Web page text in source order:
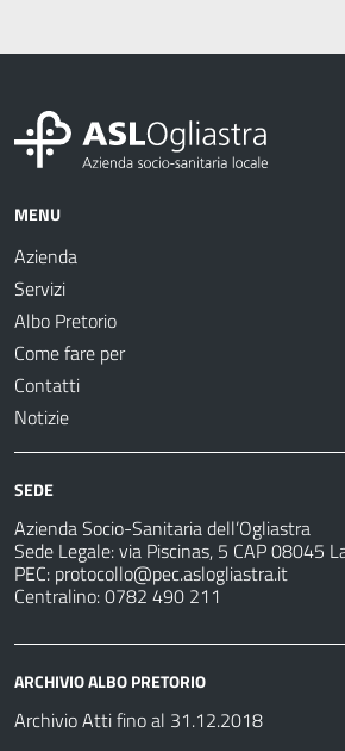
MENU
Azienda
Servizi
Albo Pretorio
Come fare per
Contatti
Notizie
SEDE
Azienda Socio-Sanitaria dell’Ogliastra
Sede Legale: via Piscinas, 5 CAP 08045
PEC: protocollo@pec.aslogliastra.it
Centralino: 0782 490 211
ARCHIVIO ALBO PRETORIO
Archivio Atti fino al 31.12.2018